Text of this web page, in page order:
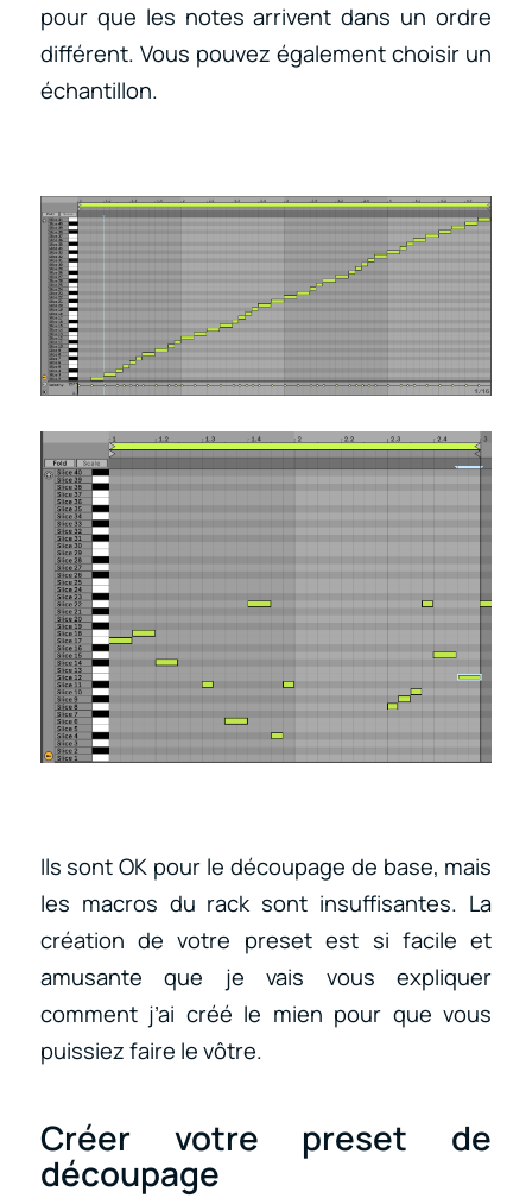
pour que les notes arrivent dans un ordre
différent. Vous pouvez également choisir un
échantillon.
Ils sont OK pour le découpage de base, mais
les macros du rack sont insuffisantes. La
création de votre preset est si facile et
amusante que je vais vous expliquer
comment j’ai créé le mien pour que vous
puissiez faire le vôtre.
Créer votre preset de
découpage